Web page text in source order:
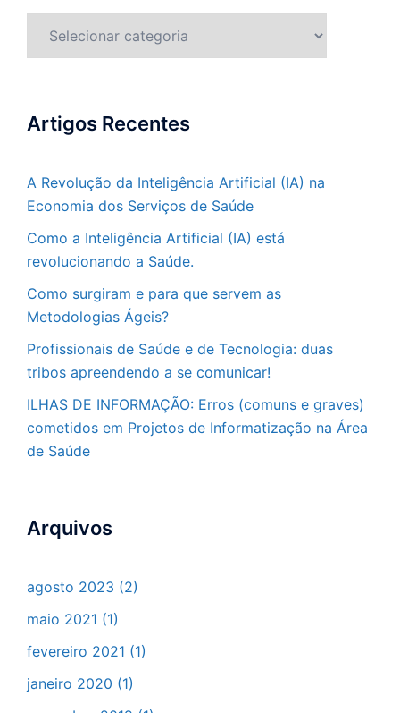
Artigos Recentes
A Revolução da Inteligência Artificial (IA) na
Economia dos Serviços de Saúde
Como a Inteligência Artificial (IA) está
revolucionando a Saúde.
Como surgiram e para que servem as
Metodologias Ágeis?
Profissionais de Saúde e de Tecnologia: duas
tribos apreendendo a se comunicar!
ILHAS DE INFORMAÇÃO: Erros (comuns e graves)
cometidos em Projetos de Informatização na Área
de Saúde
Arquivos
agosto 2023 (2)
maio 2021 (1)
fevereiro 2021 (1)
janeiro 2020 (1)